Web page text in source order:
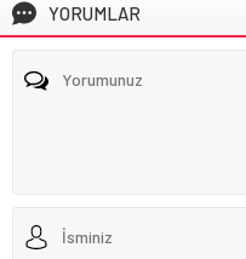
YORUMLAR